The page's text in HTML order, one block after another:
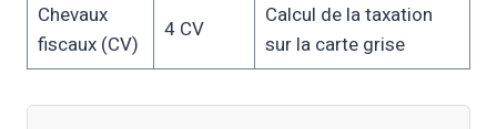
Chevaux
fiscaux (CV)
4 CV
Calcul de la taxation
sur la carte grise